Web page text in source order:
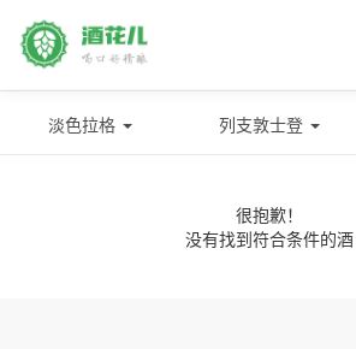
淡色拉格 列支敦士登
很抱歉！
没有找到符合条件的酒